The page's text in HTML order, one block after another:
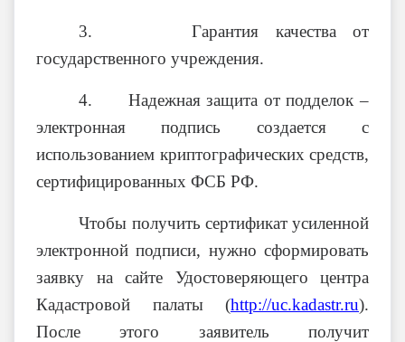
3. Гарантия качества от
государственного учреждения.
4. Надежная защита от подделок –
электронная подпись создается с
использованием криптографических средств,
сертифицированных ФСБ РФ.
Чтобы получить сертификат усиленной
электронной подписи, нужно сформировать
заявку на сайте Удостоверяющего центра
Кадастровой палаты (http://uc.kadastr.ru).
После этого заявитель получит